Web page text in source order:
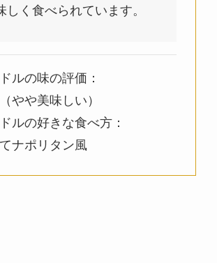
しく食べられています。
ルの味の評価：
やや美味しい）
ルの好きな食べ方：
ナポリタン風